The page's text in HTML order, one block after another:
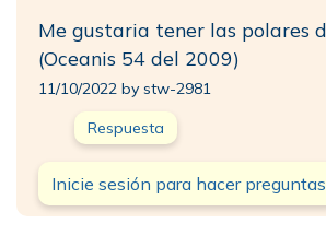
Me gustaria tener las polares
(Oceanis 54 del 2009)
11/10/2022 by stw-2981
Respuesta
Inicie sesión para hacer preguntas